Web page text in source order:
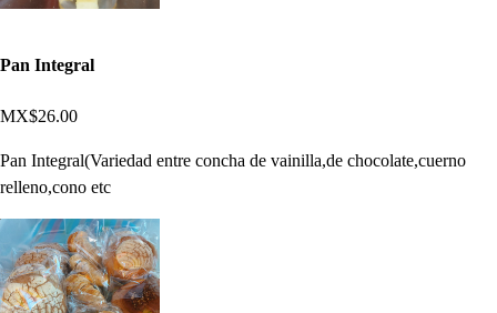
Pan Integral
MX$26.00
Pan Integral(Variedad entre concha de vainilla,de chocolate,cuerno
relleno,cono etc